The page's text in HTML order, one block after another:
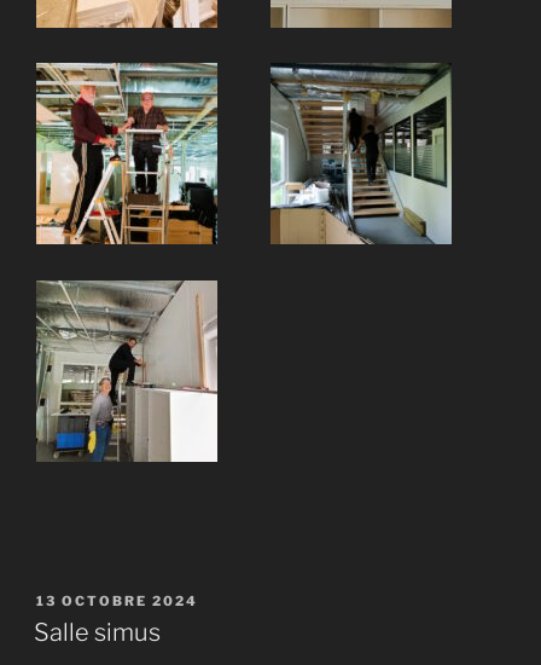
PUBLIÉ
LE
13 OCTOBRE 2024
Salle simus